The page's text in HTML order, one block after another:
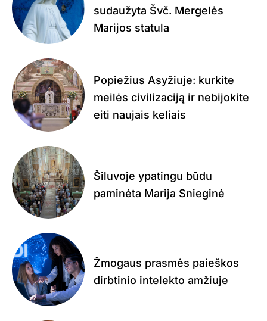
sudaužyta Švč. Mergelės
Marijos statula
Popiežius Asyžiuje: kurkite
meilės civilizaciją ir nebijokite
eiti naujais keliais
Šiluvoje ypatingu būdu
paminėta Marija Snieginė
Žmogaus prasmės paieškos
dirbtinio intelekto amžiuje